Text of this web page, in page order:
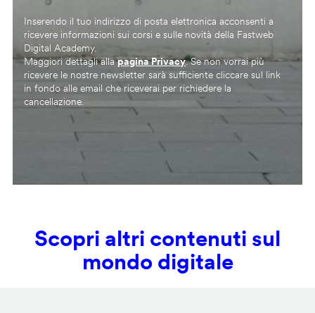
Inserendo il tuo indirizzo di posta elettronica acconsenti a
ricevere informazioni sui corsi e sulle novità della Fastweb
Digital Academy.
Maggiori dettagli allapagina Privacy. Se non vorrai più
ricevere le nostre newsletter sarà sufficiente cliccare sul link
in fondo alle email che riceverai per richiedere la
cancellazione.
Scopri altri contenuti sul
mondo digitale